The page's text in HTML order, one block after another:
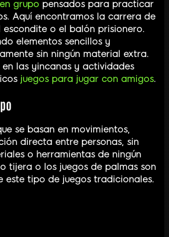
grupo pensados para practicar
Aquí encontramos la carrera de
escondite o el balón prisionero.
elementos sencillos y
sin ningún material extra.
en las yincanas y actividades
juegos para jugar con amigos.
se basan en movimientos,
directa entre personas, sin
o herramientas de ningún
tijera o los juegos de palmas son
este tipo de juegos tradicionales.